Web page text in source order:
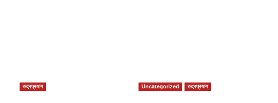
रुद्रप्रयाग Uncategorized रुद्रप्रयाग